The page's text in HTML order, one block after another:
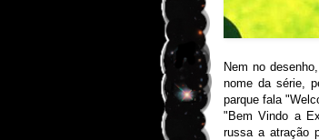
Nem no
nome da série,
parque fala
"Bem Vindo a
russa a atração